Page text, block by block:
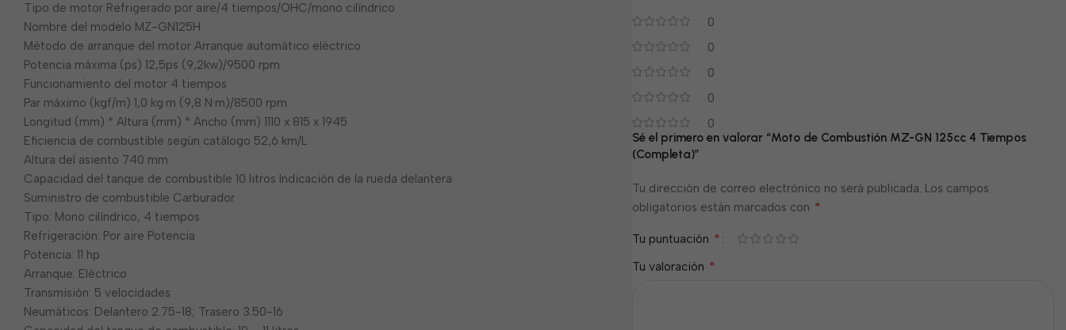
Tipo de motor Refrigerado por aire/4 tiempos/OHC/mono cilíndrico
Nombre del modelo MZ-GN125H
Método de arranque del motor Arranque automático eléctrico
Potencia máxima (ps) 12,5ps (9,2kw)/9500 rpm
Funcionamiento del motor 4 tiempos
Par máximo (kgf/m) 1,0 kg·m (9,8 N·m)/8500 rpm
Longitud (mm) * Altura (mm) * Ancho (mm) 1110 x 815 x 1945
Eficiencia de combustible según catálogo 52,6 km/L
Altura del asiento 740 mm
Capacidad del tanque de combustible 10 litros Indicación de la rueda delantera
Suministro de combustible Carburador
Tipo: Mono cilíndrico, 4 tiempos
Refrigeración: Por aire Potencia
Potencia: 11 hp
Arranque: Eléctrico
Transmisión: 5 velocidades
Neumáticos: Delantero 2.75-18; Trasero 3.50-16
0
0
0
0
0
Sé el primero en valorar “Moto de Combustión MZ-GN 125cc 4 Tiempos
(Completa)”
Tu dirección de correo electrónico no será publicada. Los campos
obligatorios están marcados con *
Tu puntuación *
Tu valoración *